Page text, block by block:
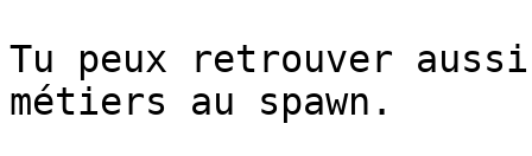
Tu peux retrouver
métiers au spawn.